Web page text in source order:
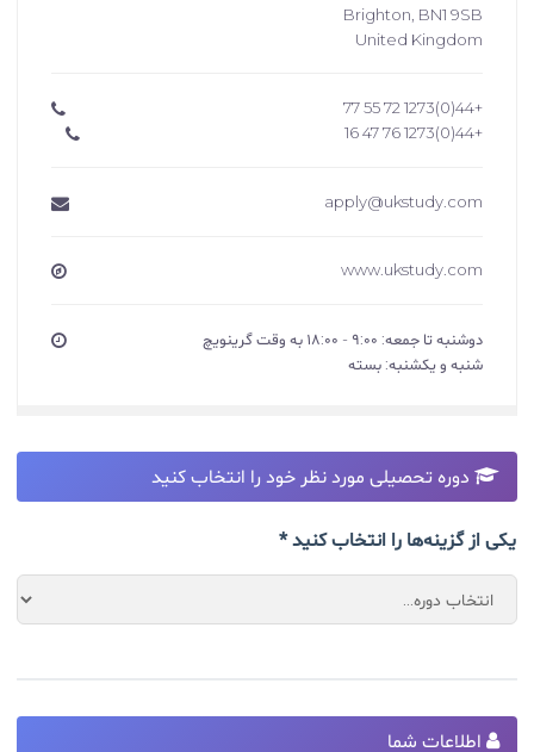
Brighton, BN1 9SB
United Kingdom
+44(0)1273 72 55 77
+44(0)1273 76 47 16
apply@ukstudy.com
www.ukstudy.com
دوشنبه تا جمعه: ۹:۰۰ - ۱۸:۰۰ به وقت گرینویچ
شنبه و یکشنبه: بسته
دوره تحصیلی مورد نظر خود را انتخاب کنید
یکی از گزینه‌ها را انتخاب کنید *
اطلاعات شما